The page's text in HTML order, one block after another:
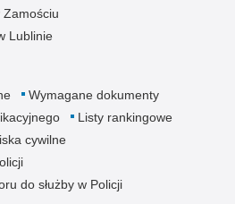
Zamościu
Lublinie
Wymagane dokumenty
Listy rankingowe
cywilne
do służby w Policji